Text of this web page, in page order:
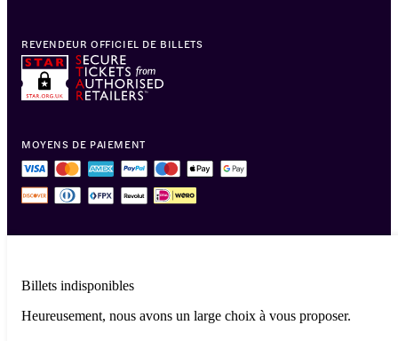
MOYENS DE PAIEMENT
REVENDEUR OFFICIEL DE BILLETS
Billets indisponibles
Heureusement, nous avons un large choix à vous proposer.